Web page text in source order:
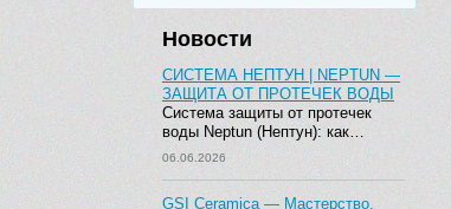
Новости
СИСТЕМА НЕПТУН | NEPTUN —
ЗАЩИТА ОТ ПРОТЕЧЕК ВОДЫ
Система защиты от протечек
воды Neptun (Нептун): как…
06.06.2026
GSI Ceramica — Мастерство,